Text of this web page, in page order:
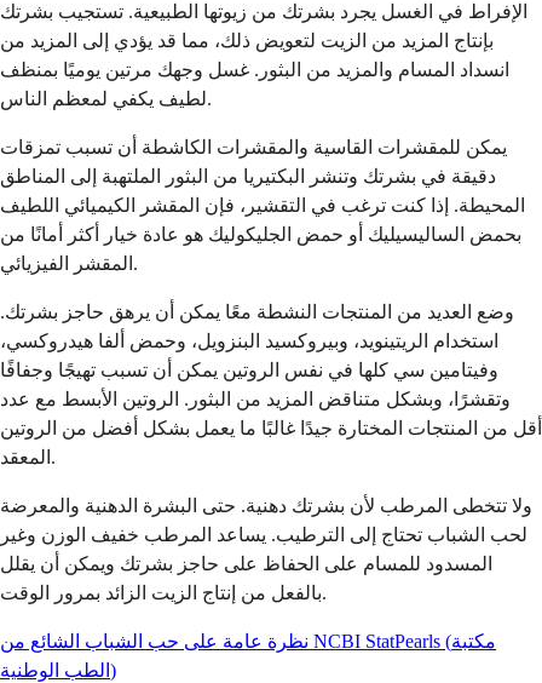
الإفراط في الغسل يجرد بشرتك من زيوتها الطبيعية. تستجيب بشرتك
بإنتاج المزيد من الزيت لتعويض ذلك، مما قد يؤدي إلى المزيد من
انسداد المسام والمزيد من البثور. غسل وجهك مرتين يوميًا بمنظف
لطيف يكفي لمعظم الناس.
يمكن للمقشرات القاسية والمقشرات الكاشطة أن تسبب تمزقات
دقيقة في بشرتك وتنشر البكتيريا من البثور الملتهبة إلى المناطق
المحيطة. إذا كنت ترغب في التقشير، فإن المقشر الكيميائي اللطيف
بحمض الساليسيليك أو حمض الجليكوليك هو عادة خيار أكثر أمانًا من
المقشر الفيزيائي.
وضع العديد من المنتجات النشطة معًا يمكن أن يرهق حاجز بشرتك.
استخدام الريتينويد، وبيروكسيد البنزويل، وحمض ألفا هيدروكسي،
وفيتامين سي كلها في نفس الروتين يمكن أن تسبب تهيجًا وجفافًا
وتقشرًا، وبشكل متناقض المزيد من البثور. الروتين الأبسط مع عدد
أقل من المنتجات المختارة جيدًا غالبًا ما يعمل بشكل أفضل من الروتين
المعقد.
ولا تتخطى المرطب لأن بشرتك دهنية. حتى البشرة الدهنية والمعرضة
لحب الشباب تحتاج إلى الترطيب. يساعد المرطب خفيف الوزن وغير
المسدود للمسام على الحفاظ على حاجز بشرتك ويمكن أن يقلل
بالفعل من إنتاج الزيت الزائد بمرور الوقت.
نظرة عامة على حب الشباب الشائع من NCBI StatPearls (مكتبة
الطب الوطنية)